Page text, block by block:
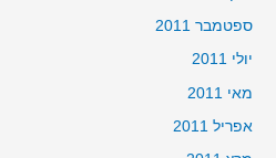
ספטמבר 2011
יולי 2011
מאי 2011
אפריל 2011